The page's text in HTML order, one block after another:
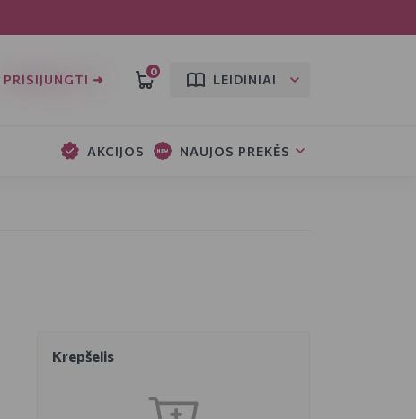
PRISIJUNGTI ➜
0
LEIDINIAI
AKCIJOS NAUJOS PREKĖS
Krepšelis